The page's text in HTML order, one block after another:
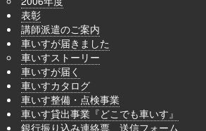
表彰
講師派遣のご案内
車いすが届きました
車いすストーリー
車いすが届く
車いすカタログ
車いす整備・点検事業
車いす貸出事業『どこでも車いす』
銀行振り込み連絡票 送信フォーム